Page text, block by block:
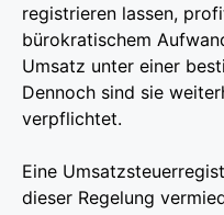
registrieren lassen,
bürokratischem
Umsatz unter einer
Dennoch sind sie
verpflichtet.
Eine
dieser Regelung